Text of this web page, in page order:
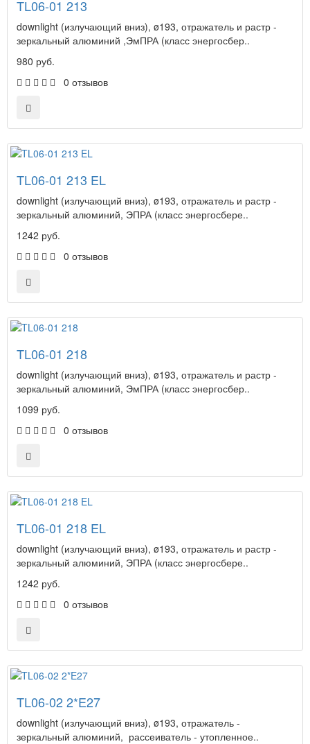
TL06-01 213
downlight (излучающий вниз), ø193, отражатель и растр -
зеркальный алюминий ,ЭмПРА (класс энергосбер..
980 руб.
0 отзывов
TL06-01 213 EL
downlight (излучающий вниз), ø193, отражатель и растр -
зеркальный алюминий, ЭПРА (класс энергосбере..
1242 руб.
0 отзывов
TL06-01 218
downlight (излучающий вниз), ø193, отражатель и растр -
зеркальный алюминий, ЭмПРА (класс энергосбер..
1099 руб.
0 отзывов
TL06-01 218 EL
downlight (излучающий вниз), ø193, отражатель и растр -
зеркальный алюминий, ЭПРА (класс энергосбере..
1242 руб.
0 отзывов
TL06-02 2*E27
downlight (излучающий вниз), ø193, отражатель -
зеркальный алюминий, рассеиватель - утопленное..